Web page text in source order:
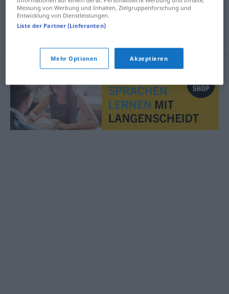
teilnahmslos,phlegmatisch,schwerfällig,passiv,
Messung von Werbung und Inhalten, Zielgruppenforschung und
Entwicklung von Dienstleistungen.
Liste der Partner (Lieferanten)
Mehr Optionen Akzeptieren